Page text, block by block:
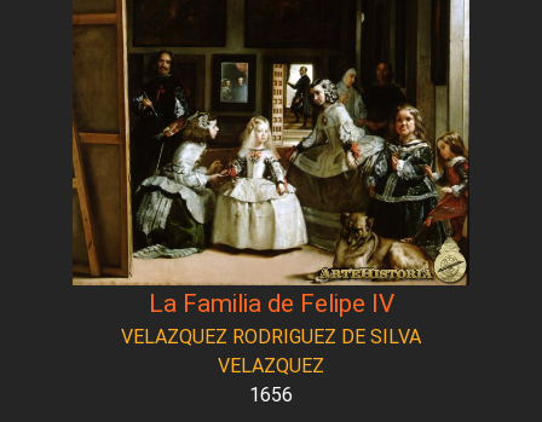
La Familia de Felipe IV
VELAZQUEZ RODRIGUEZ DE SILVA
VELAZQUEZ
1656